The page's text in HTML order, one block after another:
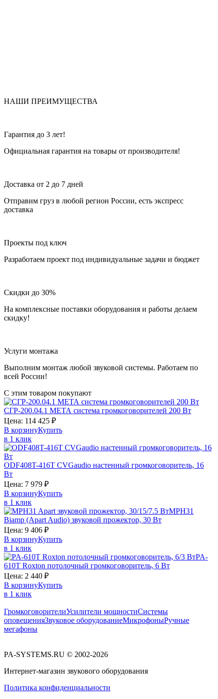
НАШИ ПРЕИМУЩЕСТВА
Гарантия до 3 лет!
Официальная гарантия на товары от производителя!
Доставка от 2 до 7 дней
Отправим груз в любой регион России, есть экспресс
доставка
Проекты под ключ
Разработаем проект под индивидуальные задачи и бюджет
Скидки до 30%
На комплексные поставки оборудования и работы делаем
скидку!
Услуги монтажа
Выполним монтаж любой звуковой системы. Работаем по
всей России!
С этим товаром покупают
СГР-200.04.1 МЕТА система громкоговорителей 200 Вт
Цена: 114 425 ₽
В корзинуКупить
в 1 клик
ODF408T-416T CVGaudio настенный громкоговоритель, 16
Вт
Цена: 7 979 ₽
В корзинуКупить
в 1 клик
MPH31
Biamp (Apart Audio) звуковой прожектор, 30 Вт
Цена: 9 406 ₽
В корзинуКупить
в 1 клик
PA-
610T Roxton потолочный громкоговоритель, 6 Вт
Цена: 2 440 ₽
В корзинуКупить
в 1 клик
ГромкоговорителиУсилители мощностиСистемы
оповещенияЗвуковое оборудованиеМикрофоныРучные
мегафоны
PA-SYSTEMS.RU © 2002-2026
Интернет-магазин звукового оборудования
Политика конфиденциальности